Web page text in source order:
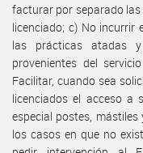
facturar por separado
licenciado; c) No
las prácticas atadas
provenientes del
Facilitar, cuando sea
licenciados el acceso a
especial postes,
los casos en que no